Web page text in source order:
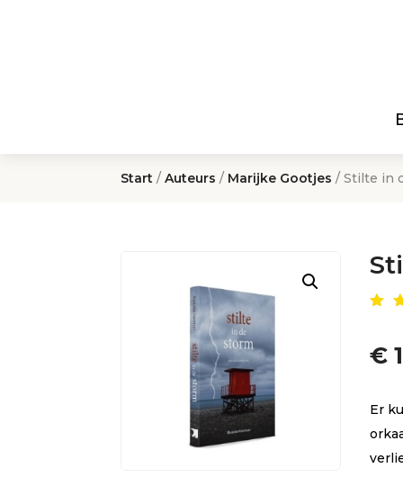
Start /Auteurs / Marijke Gootjes / Stilte in
€
Er